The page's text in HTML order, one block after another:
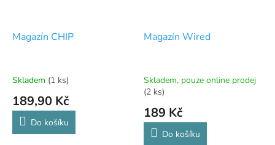
Magazín CHIP
Skladem (1 ks)
189,90 Kč
Do košíku
Magazín Wired
Skladem, pouze online prodej
(2 ks)
189 Kč
Do košíku